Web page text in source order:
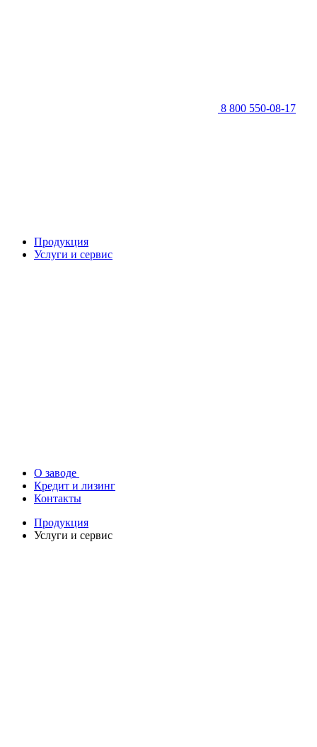
8 800 550-08-17
Продукция
Услуги и сервис
О заводе
Кредит и лизинг
Контакты
Продукция
Услуги и сервис